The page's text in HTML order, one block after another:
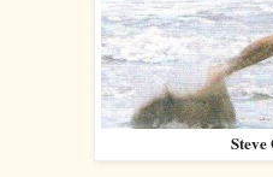
Steve